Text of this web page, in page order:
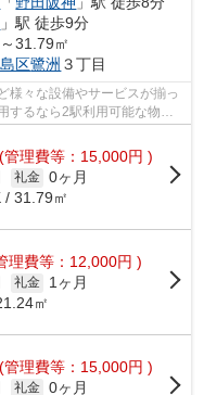
」駅 徒歩9分
31.79㎡
区鷺洲 ３丁目
様々な設備やサービスが揃っ
るなら2駅利用可能な物件
(管理費等：15,000円 )
礼金 0ヶ月
/ 31.79㎡
理費等：12,000円 )
礼金
1ヶ月
㎡
(管理費等：15,000円 )
礼金 0ヶ月